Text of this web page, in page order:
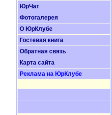
ЮрЧат
Фотогалерея
О ЮрКлубе
Гостевая книга
Обратная связь
Карта сайта
Реклама на ЮрКлубе